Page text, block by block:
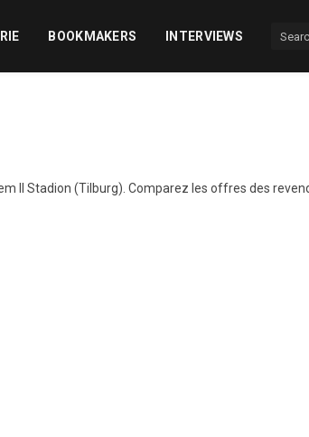
BOOKMAKERS INTERVIEWS
II Stadion (Tilburg). Comparez les offres des